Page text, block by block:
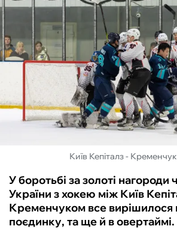
ЧС-2026
ФУТЗАЛ
ІНШІ
БУКМЕКЕРИ
Київ Кепіталз -
У боротьбі за золоті нагороди
України з хокею між Київ
Кременчуком все вирішилося
поєдинку, та ще й в овертаймі.